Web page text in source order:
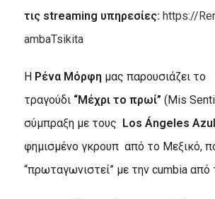
τις streaming υπηρεσίες: https://
ambaTsikita
H Ρένα Μόρφη μας παρουσιάζει το
τραγούδι “Μέχρι το πρωί” (Mis
σύμπραξη με τους Los Ángeles
φημισμένο γκρουπ από το Μεξικό,
“πρωταγωνιστεί” με την cumbia από